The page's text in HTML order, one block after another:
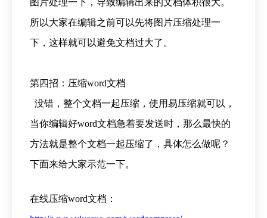
所以大家在编辑之前可以先将图片压缩处理一
下，这样就可以避免文档过大了。
第四招：压缩word文档
没错，整个文档一起压缩，使用易压缩就可以，
当你编辑好word文档急着要发送时，那么最快的
方法就是整个文档一起压缩了，具体怎么做呢？
下面来给大家示范一下。
在线压缩word文档：